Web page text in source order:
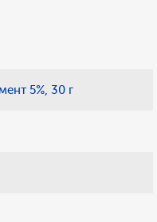
5%, 30 г